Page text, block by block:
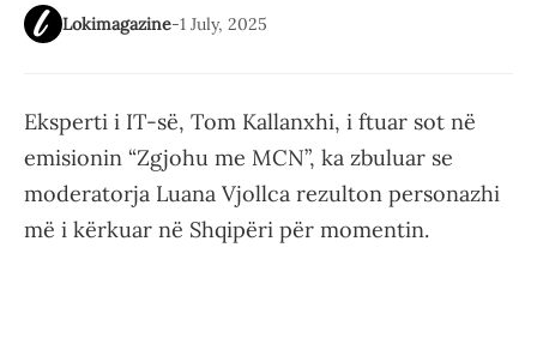
Lokimagazine-1 July, 2025
Eksperti i IT-së, Tom Kallanxhi, i ftuar sot në
emisionin “Zgjohu me MCN”, ka zbuluar se
moderatorja Luana Vjollca rezulton personazhi
më i kërkuar në Shqipëri për momentin.